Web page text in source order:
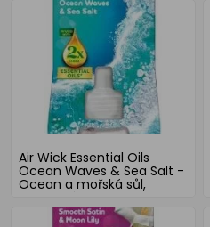
Air Wick Essential Oils
Ocean Waves & Sea Salt -
Ocean a mořská sůl,
náhradní náplň 19 ml